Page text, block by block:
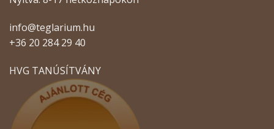
info@teglarium.hu
+36 20 284 29 40
HVG TANÚSÍTVÁNY